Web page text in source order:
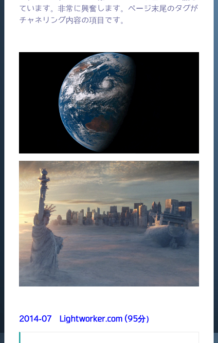
ています。非常に興奮します。ページ末尾のタグが
チャネリング内容の項目です。
2014-07 Lightworker.com (95分）